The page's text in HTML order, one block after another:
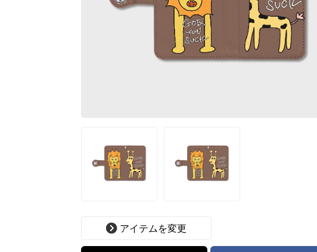
アイテムを変更